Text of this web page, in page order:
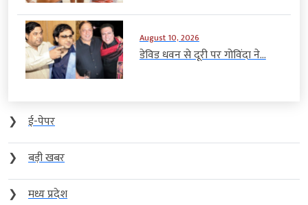
August 10, 2026
डेविड धवन से दूरी पर गोविंदा ने...
❯
ई-पेपर
❯
बड़ी खबर
❯
मध्य प्रदेश